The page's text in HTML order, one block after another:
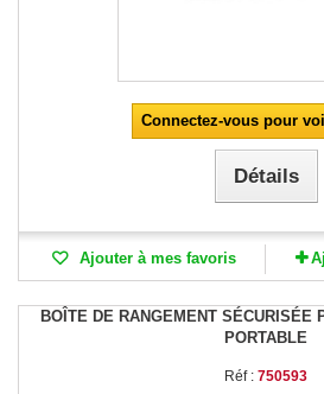
Connectez-vous pour
Détails
Ajouter à mes favoris
BOÎTE DE RANGEMENT SÉCURISÉE
PORTABLE
Réf : 750593